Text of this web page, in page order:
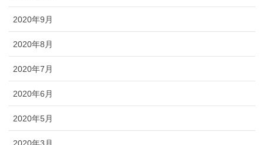
2020年9月
2020年8月
2020年7月
2020年6月
2020年5月